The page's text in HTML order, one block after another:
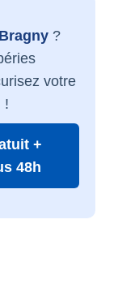
?
votre
!
+
48h